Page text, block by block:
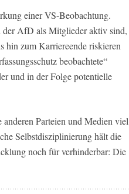
einer VS-Beobachtung.
der AfD als Mitglieder aktiv sind,
hin zum Karriereende riskieren
beobachtete“
und in der Folge potentielle
Parteien und Medien viel
Selbstdisziplinierung hält die
noch für verhinderbar: Die